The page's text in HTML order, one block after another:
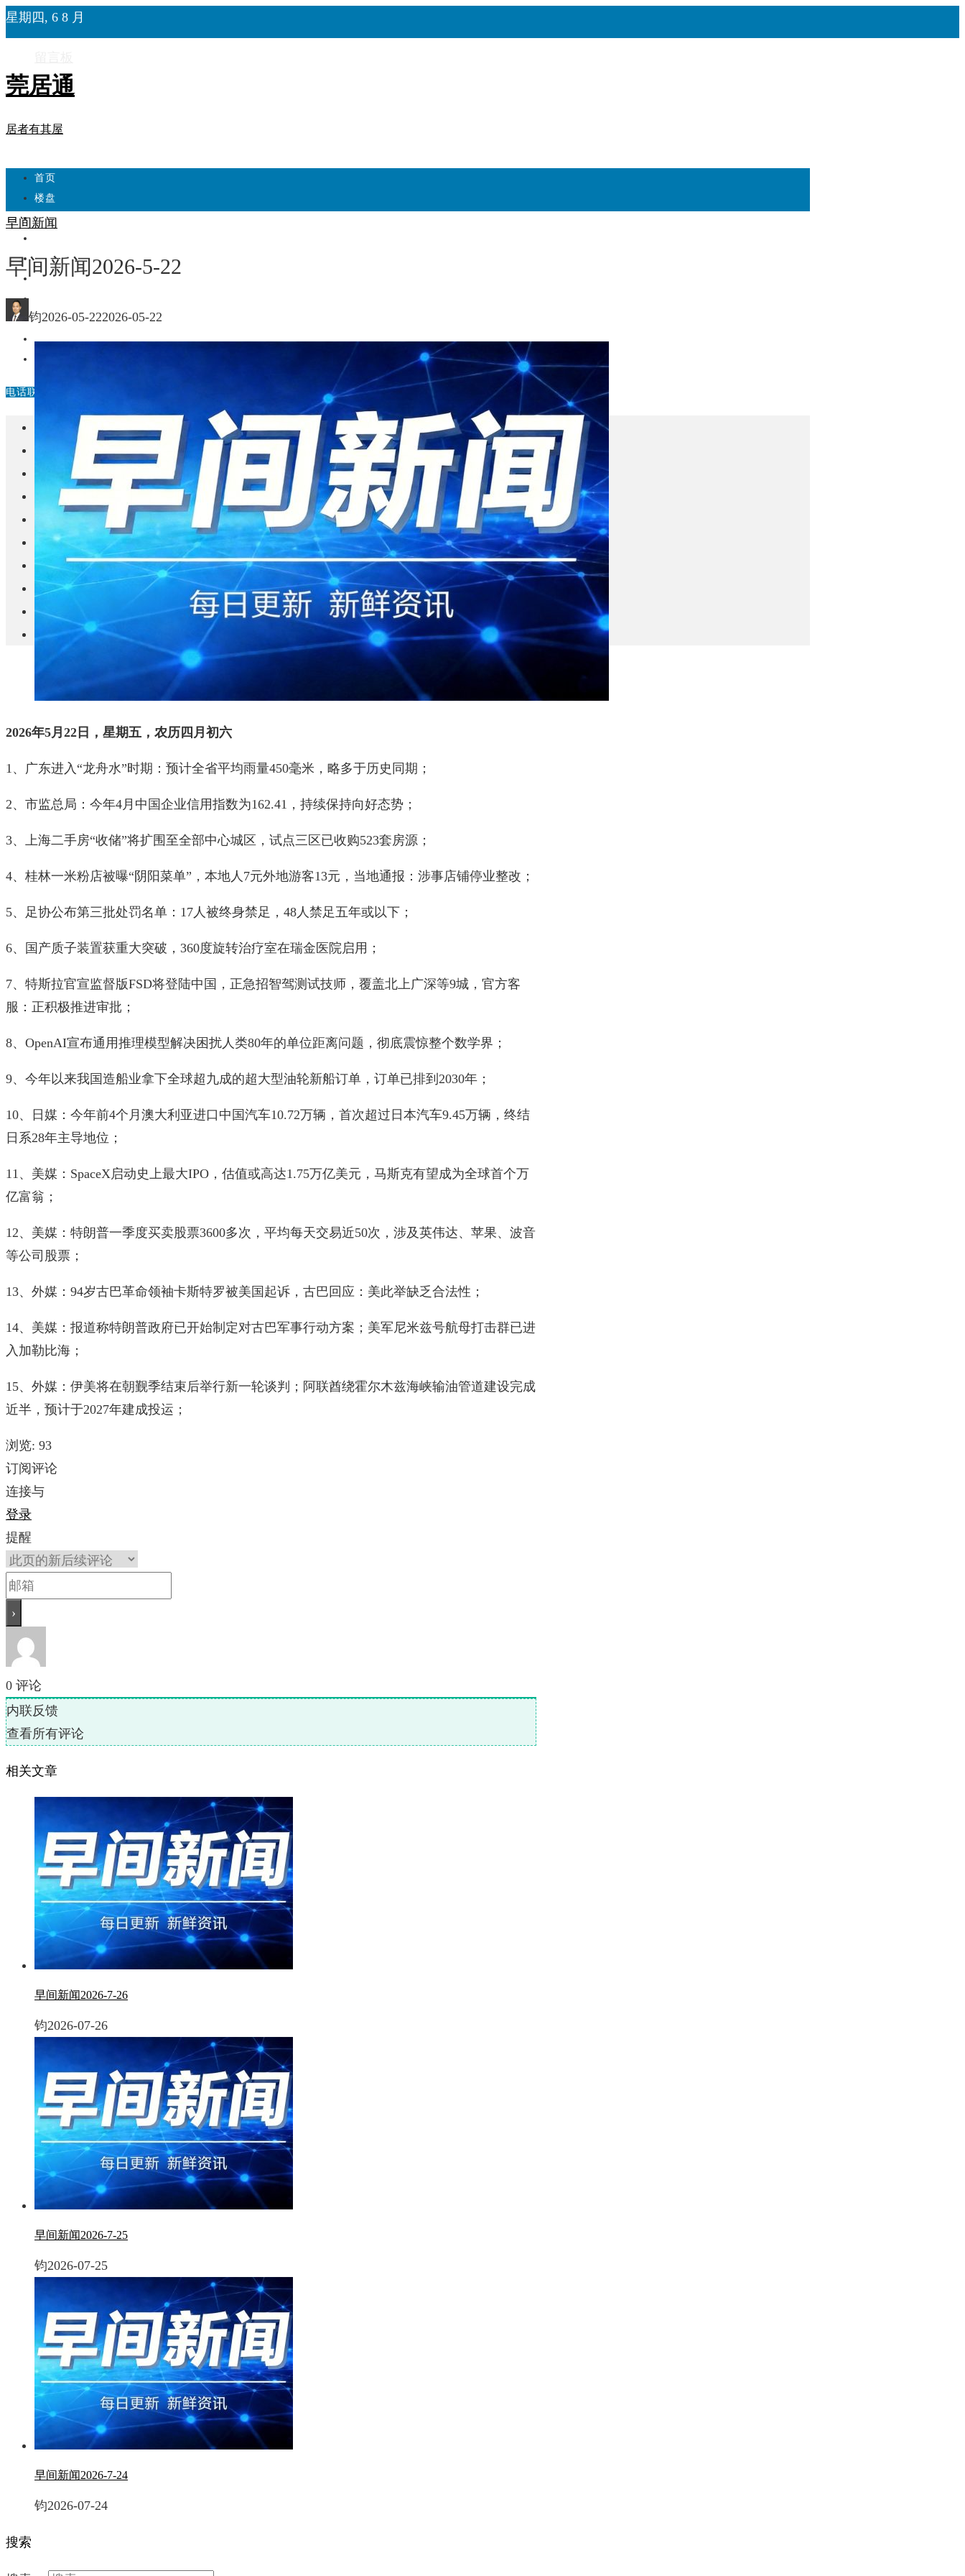
星期四, 6 8 月
莞居通
居者有其屋
首页
楼盘
学校
自建房
东莞
房产政策
中国
电话联系
住宅
东莞
城市更新
房产政策
中国
其他
早间新闻
早间新闻2026-5-22
钧2026-05-222026-05-22
2026年5月22日，星期五，农历四月初六
1、广东进入“龙舟水”时期：预计全省平均雨量450毫米，略多于历史同期；
2、市监总局：今年4月中国企业信用指数为162.41，持续保持向好态势；
3、上海二手房“收储”将扩围至全部中心城区，试点三区已收购523套房源；
4、桂林一米粉店被曝“阴阳菜单”，本地人7元外地游客13元，当地通报：涉事店铺停业整改；
5、足协公布第三批处罚名单：17人被终身禁足，48人禁足五年或以下；
6、国产质子装置获重大突破，360度旋转治疗室在瑞金医院启用；
7、特斯拉官宣监督版FSD将登陆中国，正急招智驾测试技师，覆盖北上广深等9城，官方客
服：正积极推进审批；
8、OpenAI宣布通用推理模型解决困扰人类80年的单位距离问题，彻底震惊整个数学界；
9、今年以来我国造船业拿下全球超九成的超大型油轮新船订单，订单已排到2030年；
10、日媒：今年前4个月澳大利亚进口中国汽车10.72万辆，首次超过日本汽车9.45万辆，终结
日系28年主导地位；
11、美媒：SpaceX启动史上最大IPO，估值或高达1.75万亿美元，马斯克有望成为全球首个万
亿富翁；
12、美媒：特朗普一季度买卖股票3600多次，平均每天交易近50次，涉及英伟达、苹果、波音
等公司股票；
13、外媒：94岁古巴革命领袖卡斯特罗被美国起诉，古巴回应：美此举缺乏合法性；
14、美媒：报道称特朗普政府已开始制定对古巴军事行动方案；美军尼米兹号航母打击群已进
入加勒比海；
15、外媒：伊美将在朝觐季结束后举行新一轮谈判；阿联酋绕霍尔木兹海峡输油管道建设完成
近半，预计于2027年建成投运；
浏览: 93
订阅评论
连接与
登录
提醒
0 评论
内联反馈
查看所有评论
相关文章
早间新闻2026-7-26
钧2026-07-26
早间新闻2026-7-25
钧2026-07-25
早间新闻2026-7-24
钧2026-07-24
搜索